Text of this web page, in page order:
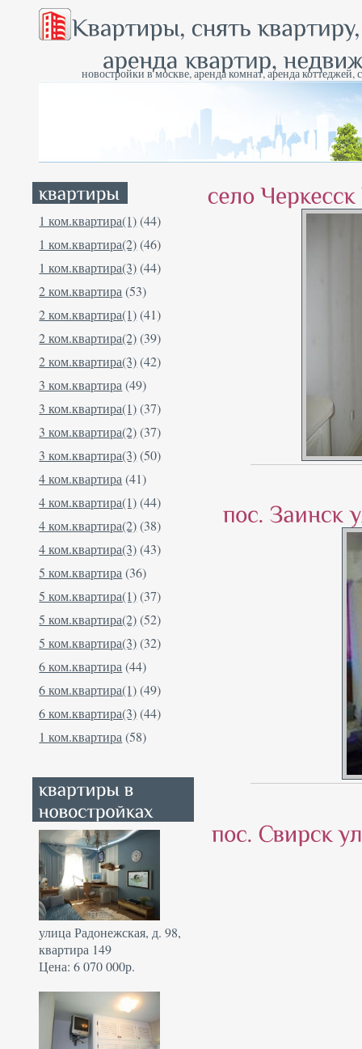
новостройки в москве, аренда комнат, аренда
1 ком.квартира(1)(44)
1 ком.квартира(2)(46)
1 ком.квартира(3)(44)
2 ком.квартира (53)
2 ком.квартира(1)(41)
2 ком.квартира(2)(39)
2 ком.квартира(3)(42)
3 ком.квартира (49)
3 ком.квартира(1)(37)
3 ком.квартира(2)(37)
3 ком.квартира(3)(50)
4 ком.квартира (41)
4 ком.квартира(1)(44)
4 ком.квартира(2)(38)
4 ком.квартира(3)(43)
5 ком.квартира (36)
5 ком.квартира(1)(37)
5 ком.квартира(2)(52)
5 ком.квартира(3)(32)
6 ком.квартира (44)
6 ком.квартира(1)(49)
6 ком.квартира(3)(44)
1 ком.квартира (58)
улица Радонежская, д. 98,
квартира 149
Цена: 6 070 000р.